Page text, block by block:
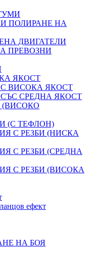
ПОЛИРАНЕ НА
ДВИГАТЕЛИ
ПРЕВОЗНИ
ЯКОСТ
С ВИСОКА ЯКОСТ
СЪС СРЕДНА ЯКОСТ
(ВИСОКО
(С ТЕФЛОН)
С РЕЗБИ (НИСКА
С РЕЗБИ (СРЕДНА
С РЕЗБИ (ВИСОКА
ефект
НА БОЯ